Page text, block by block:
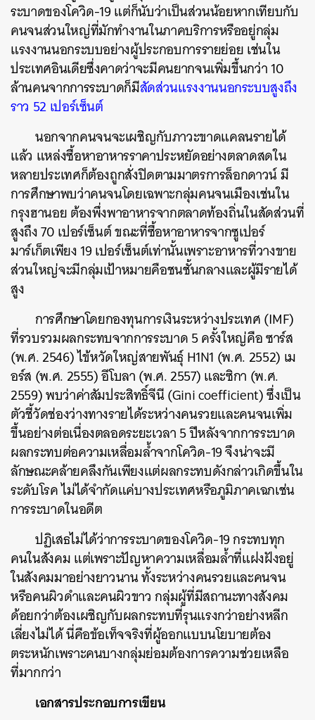
ระบาดของโควิด-19 แต่ก็นับว่าเป็นส่วนน้อยหากเทียบกับ
คนจนส่วนใหญ่ที่มักทำงานในภาคบริการหรืออยู่กลุ่ม
แรงงานนอกระบบอย่างผู้ประกอบการรายย่อย เช่นใน
ประเทศอินเดียซึ่งคาดว่าจะมีคนยากจนเพิ่มขึ้นกว่า 10
ล้านคนจากการระบาดก็มีสัดส่วนแรงงานนอกระบบสูงถึง
ราว 52 เปอร์เซ็นต์
นอกจากคนจนจะเผชิญกับภาวะขาดแคลนรายได้
แล้ว แหล่งซื้อหาอาหารราคาประหยัดอย่างตลาดสดใน
หลายประเทศก็ต้องถูกสั่งปิดตามมาตรการล็อกดาวน์ มี
การศึกษาพบว่าคนจนโดยเฉพาะกลุ่มคนจนเมืองเช่นใน
กรุงฮานอย ต้องพึ่งพาอาหารจากตลาดท้องถิ่นในสัดส่วนที่
สูงถึง 70 เปอร์เซ็นต์ ขณะที่ซื้อหาอาหารจากซูเปอร์
มาร์เก็ตเพียง 19 เปอร์เซ็นต์เท่านั้นเพราะอาหารที่วางขาย
ส่วนใหญ่จะมีกลุ่มเป้าหมายคือชนชั้นกลางและผู้มีรายได้
สูง
การศึกษาโดยกองทุนการเงินระหว่างประเทศ (IMF)
ที่รวบรวมผลกระทบจากการระบาด 5 ครั้งใหญ่คือ ซาร์ส
(พ.ศ. 2546) ไข้หวัดใหญ่สายพันธุ์ H1N1 (พ.ศ. 2552) เม
อร์ส (พ.ศ. 2555) อีโบลา (พ.ศ. 2557) และซิกา (พ.ศ.
2559) พบว่าค่าสัมประสิทธิ์จีนี (Gini coefficient) ซึ่งเป็น
ตัวชี้วัดช่องว่างทางรายได้ระหว่างคนรวยและคนจนเพิ่ม
ขึ้นอย่างต่อเนื่องตลอดระยะเวลา 5 ปีหลังจากการระบาด
ผลกระทบต่อความเหลื่อมล้ำจากโควิด-19 จึงน่าจะมี
ลักษณะคล้ายคลึงกันเพียงแต่ผลกระทบดังกล่าวเกิดขึ้นใน
ระดับโรค ไม่ได้จำกัดแค่บางประเทศหรือภูมิภาคเฉกเช่น
การระบาดในอดีต
ปฏิเสธไม่ได้ว่าการระบาดของโควิด-19 กระทบทุก
คนในสังคม แต่เพราะปัญหาความเหลื่อมล้ำที่แฝงฝังอยู่
ในสังคมมาอย่างยาวนาน ทั้งระหว่างคนรวยและคนจน
หรือคนผิวดำและคนผิวขาว กลุ่มผู้ที่มีสถานะทางสังคม
ด้อยกว่าต้องเผชิญกับผลกระทบที่รุนแรงกว่าอย่างหลีก
เลี่ยงไม่ได้ นี่คือข้อเท็จจริงที่ผู้ออกแบบนโยบายต้อง
ตระหนักเพราะคนบางกลุ่มย่อมต้องการความช่วยเหลือ
ที่มากกว่า
เอกสารประกอบการเขียน